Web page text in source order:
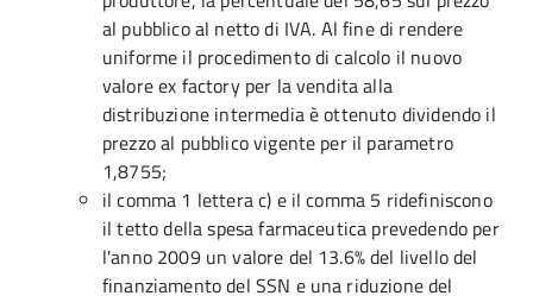
al pubblico al netto di IVA. Al fine di rendere
uniforme il procedimento di calcolo il nuovo
valore ex factory per la vendita alla
distribuzione intermedia è ottenuto dividendo il
prezzo al pubblico vigente per il parametro
1,8755;
il comma 1 lettera c) e il comma 5 ridefiniscono
il tetto della spesa farmaceutica prevedendo per
l'anno 2009 un valore del 13.6% del livello del
finanziamento del SSN e una riduzione del